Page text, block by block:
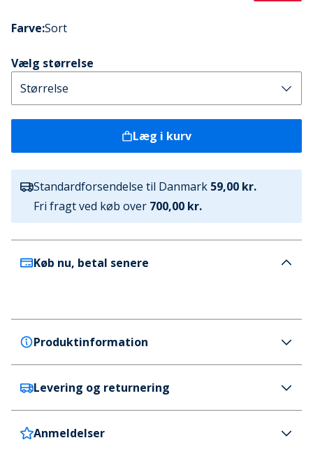
Farve:Sort
Vælg størrelse
Læg i kurv
Standardforsendelse til Danmark 59,00 kr.
Fri fragt ved køb over 700,00 kr.
Køb nu, betal senere
Produktinformation
JACK & JONES
JACK & JONES Herre Logo Blocking Joggingbukser
Sort
Farve
Levering og returnering
Danmark
59 kr. (700 kr.+ GRATIS)
Anmeldelser